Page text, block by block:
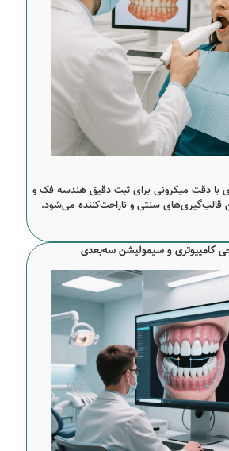
با دقت میکرونی برای ثبت دقیق هندسه فک و
قالب‌گیری‌های سنتی و ناراحت‌کننده می‌شود.